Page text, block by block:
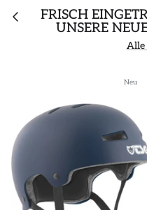
FRISCH
UNSERE
Alle
Neu